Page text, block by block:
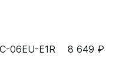
06EU-E1R
8 649 ₽